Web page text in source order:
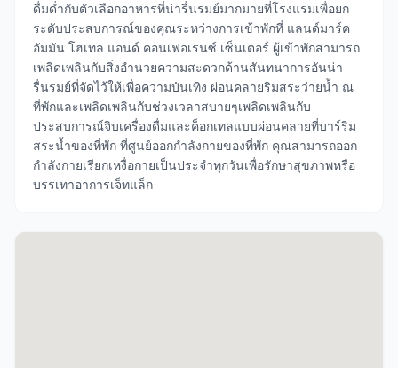
ดื่มด่ำกับตัวเลือกอาหารที่น่ารื่นรมย์มากมายที่โรงแรมเพื่อยก
ระดับประสบการณ์ของคุณระหว่างการเข้าพักที่ แลนด์มาร์ค
อัมมัน โฮเทล แอนด์ คอนเฟอเรนซ์ เซ็นเตอร์ ผู้เข้าพักสามารถ
เพลิดเพลินกับสิ่งอำนวยความสะดวกด้านสันทนาการอันน่า
รื่นรมย์ที่จัดไว้ให้เพื่อความบันเทิง ผ่อนคลายริมสระว่ายน้ำ ณ
ที่พักและเพลิดเพลินกับช่วงเวลาสบายๆเพลิดเพลินกับ
ประสบการณ์จิบเครื่องดื่มและค็อกเทลแบบผ่อนคลายที่บาร์ริม
สระน้ำของที่พัก ที่ศูนย์ออกกำลังกายของที่พัก คุณสามารถออก
กำลังกายเรียกเหงื่อกายเป็นประจำทุกวันเพื่อรักษาสุขภาพหรือ
บรรเทาอาการเจ็ทแล็ก